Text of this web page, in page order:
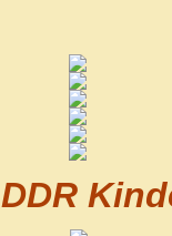
DDR